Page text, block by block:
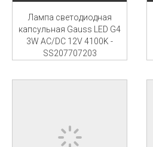
Лампа светодиодная
капсульная Gauss LED G4
3W AC/DC 12V 4100K -
SS207707203